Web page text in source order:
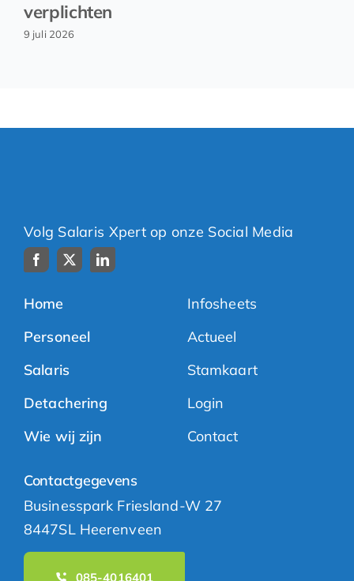
verplichten
9 juli 2026
Volg Salaris Xpert op onze Social Media
Home
Personeel
Salaris
Detachering
Wie wij zijn
Infosheets
Actueel
Stamkaart
Login
Contact
Contactgegevens
Businesspark Friesland-W 27
8447SL Heerenveen
085-4016401